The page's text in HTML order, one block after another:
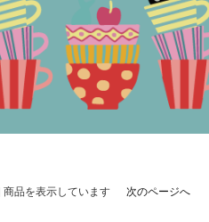
品を表示しています 次のページへ